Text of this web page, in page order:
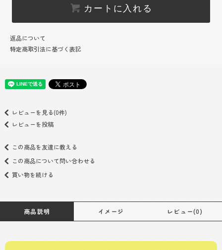
カートに入れる
返品について
特定商取引法に基づく表記
レビューを見る(0件)
レビューを投稿
この商品を友達に教える
この商品について問い合わせる
買い物を続ける
商品説明 イメージ レビュー(0)